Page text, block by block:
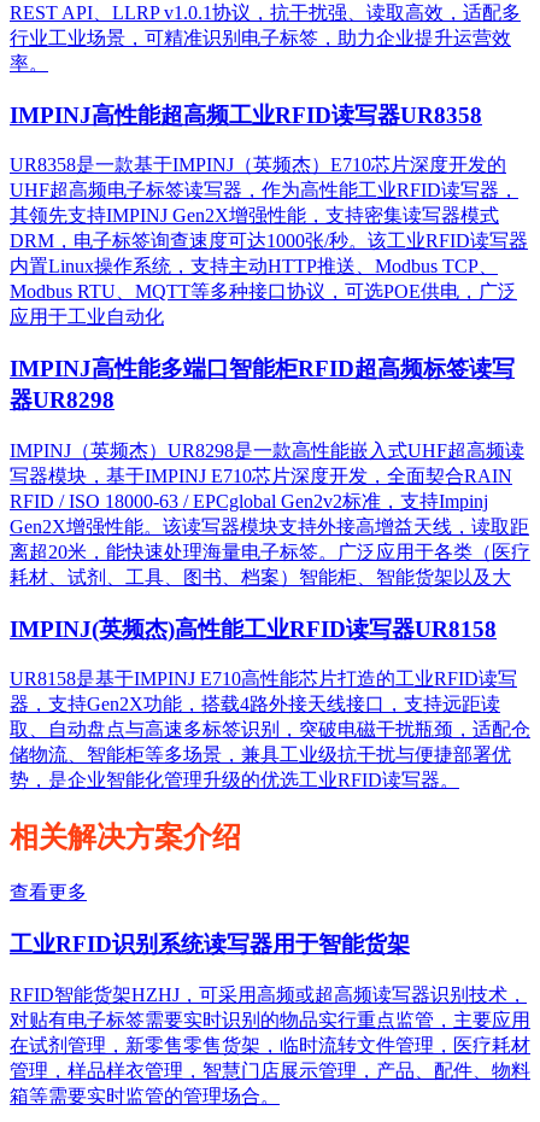
REST API、LLRP v1.0.1协议，抗干扰强、读取高效，适配多
行业工业场景，可精准识别电子标签，助力企业提升运营效
率。
IMPINJ高性能超高频工业RFID读写器UR8358
UR8358是一款基于IMPINJ（英频杰）E710芯片深度开发的
UHF超高频电子标签读写器，作为高性能工业RFID读写器，
其领先支持IMPINJ Gen2X增强性能，支持密集读写器模式
DRM，电子标签询查速度可达1000张/秒。该工业RFID读写器
内置Linux操作系统，支持主动HTTP推送、Modbus TCP、
Modbus RTU、MQTT等多种接口协议，可选POE供电，广泛
应用于工业自动化
IMPINJ高性能多端口智能柜RFID超高频标签读写
器UR8298
IMPINJ（英频杰）UR8298是一款高性能嵌入式UHF超高频读
写器模块，基于IMPINJ E710芯片深度开发，全面契合RAIN
RFID / ISO 18000-63 / EPCglobal Gen2v2标准，支持Impinj
Gen2X增强性能。该读写器模块支持外接高增益天线，读取距
离超20米，能快速处理海量电子标签。广泛应用于各类（医疗
耗材、试剂、工具、图书、档案）智能柜、智能货架以及大
IMPINJ(英频杰)高性能工业RFID读写器UR8158
UR8158是基于IMPINJ E710高性能芯片打造的工业RFID读写
器，支持Gen2X功能，搭载4路外接天线接口，支持远距读
取、自动盘点与高速多标签识别，突破电磁干扰瓶颈，适配仓
储物流、智能柜等多场景，兼具工业级抗干扰与便捷部署优
势，是企业智能化管理升级的优选工业RFID读写器。
相关解决方案介绍
查看更多
工业RFID识别系统读写器用于智能货架
RFID智能货架HZHJ，可采用高频或超高频读写器识别技术，
对贴有电子标签需要实时识别的物品实行重点监管，主要应用
在试剂管理，新零售零售货架，临时流转文件管理，医疗耗材
管理，样品样衣管理，智慧门店展示管理，产品、配件、物料
箱等需要实时监管的管理场合。